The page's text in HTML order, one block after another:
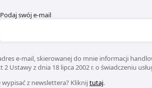
Podaj swój e-mail
e-mail, skierowanej do mnie informacji
Ustawy z dnia 18 lipca 2002 r. o świadczeniu
wypisać z newslettera? Kliknijtutaj.